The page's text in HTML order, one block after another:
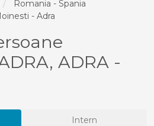
Romania - Spania
- Adra
ADRA -
Intern